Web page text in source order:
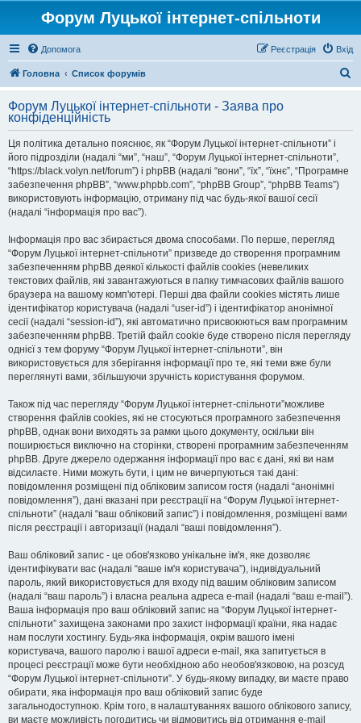
Форум Луцької інтернет-спільноти
Допомога Вхід
Реєстрація
Головна Список форумів
у
Форум Луцької інтернет-спільноти - Заява про
конфіденційність
Ця політика детально пояснює, як “Форум Луцької інтернет-спільноти” і
його підрозділи (надалі “ми”, “наш”, “Форум Луцької інтернет-спільноти”,
“https://black.volyn.net/forum”) і phpBB (надалі “вони”, “їх”, “їхнє”, “Програмне
забезпечення phpBB”, “www.phpbb.com”, “phpBB Group”, “phpBB Teams”)
використовують інформацію, отриману під час будь-якої вашої сесії
(надалі “інформація про вас”).
Інформація про вас збирається двома способами. По перше, перегляд
“Форум Луцької інтернет-спільноти” призведе до створення програмним
забезпеченням phpBB деякої кількості файлів cookies (невеликих
текстових файлів, які завантажуються в папку тимчасових файлів вашого
браузера на вашому комп'ютері. Перші два файли cookies містять лише
ідентифікатор користувача (надалі “user-id”) і ідентифікатор анонімної
сесії (надалі “session-id”), які автоматично присвоюються вам програмним
забезпеченням phpBB. Третій файл cookie буде створено після перегляду
однієї з тем форуму “Форум Луцької інтернет-спільноти”, він
використовується для зберігання інформації про те, які теми вже були
переглянуті вами, збільшуючи зручність користування форумом.
Також під час перегляду “Форум Луцької інтернет-спільноти”можливе
створення файлів cookies, які не стосуються програмного забезпечення
phpBB, однак вони виходять за рамки цього документу, оскільки він
поширюється виключно на сторінки, створені програмним забезпеченням
phpBB. Друге джерело одержання інформації про вас є дані, які ви нам
відсилаєте. Ними можуть бути, і цим не вичерпуються такі дані:
повідомлення розміщені під обліковим записом гостя (надалі “анонімні
повідомлення”), дані вказані при реєстрації на “Форум Луцької інтернет-
спільноти” (надалі “ваш обліковий запис”) і повідомлення, розміщені вами
після реєстрації і авторизації (надалі “ваші повідомлення”).
Ваш обліковий запис - це обов'язково унікальне ім'я, яке дозволяє
ідентифікувати вас (надалі “ваше ім'я користувача”), індивідуальний
пароль, який використовується для входу під вашим обліковим записом
(надалі “ваш пароль”) і власна реальна адреса e-mail (надалі “ваш e-mail”).
Ваша інформація про ваш обліковий запис на “Форум Луцької інтернет-
спільноти” захищена законами про захист інформації країни, яка надає
нам послуги хостингу. Будь-яка інформація, окрім вашого імені
користувача, вашого паролю і вашої адреси e-mail, яка запитується в
процесі реєстрації може бути необхідною або необов'язковою, на розсуд
“Форум Луцької інтернет-спільноти”. У будь-якому випадку, ви маєте право
обирати, яка інформація про ваш обліковий запис буде
загальнодоступною. Крім того, в налаштуваннях вашого облікового запису,
ви маєте можливість погодитись чи відмовитись від отримання e-mail